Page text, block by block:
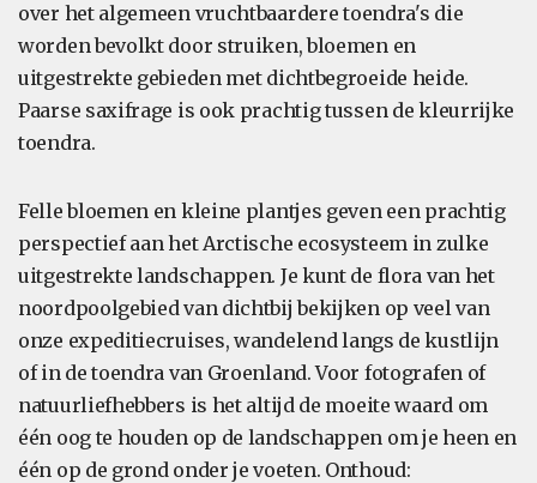
over het algemeen vruchtbaardere toendra's die
worden bevolkt door struiken, bloemen en
uitgestrekte gebieden met dichtbegroeide heide.
Paarse saxifrage is ook prachtig tussen de kleurrijke
toendra.
Felle bloemen en kleine plantjes geven een prachtig
perspectief aan het Arctische ecosysteem in zulke
uitgestrekte landschappen. Je kunt de flora van het
noordpoolgebied van dichtbij bekijken op veel van
onze expeditiecruises, wandelend langs de kustlijn
of in de toendra van Groenland. Voor fotografen of
natuurliefhebbers is het altijd de moeite waard om
één oog te houden op de landschappen om je heen en
één op de grond onder je voeten. Onthoud: